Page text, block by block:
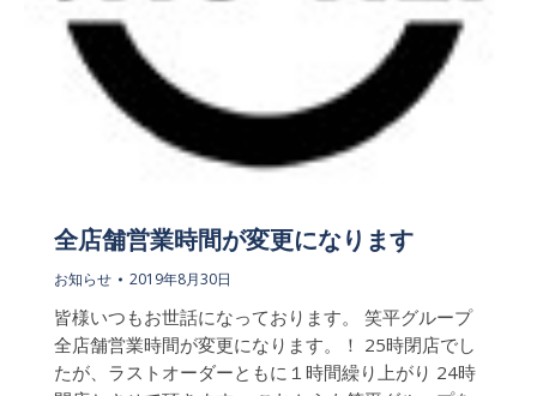
全店舗営業時間が変更になります
お知らせ 2019年8月30日
皆様いつもお世話になっております。 笑平グループ
全店舗営業時間が変更になります。！ 25時閉店でし
たが、ラストオーダーともに１時間繰り上がり 24時